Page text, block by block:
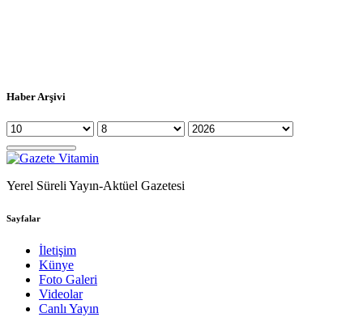
Haber Arşivi
Yerel Süreli Yayın-Aktüel Gazetesi
Sayfalar
İletişim
Künye
Foto Galeri
Videolar
Canlı Yayın